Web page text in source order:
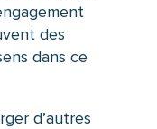
des
dans ce
d’autres